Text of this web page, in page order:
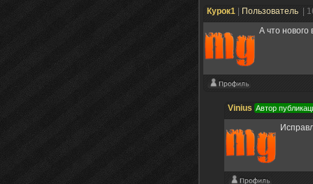
Курок1 Пользователь
|
А что нового
Vinius Автор